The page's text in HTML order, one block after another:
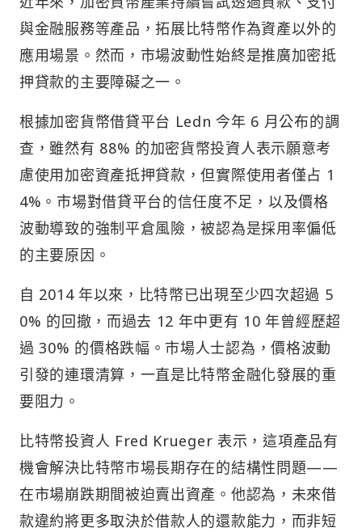
與金融服務等產品，拓展比特幣作為資產以外的
應用場景。然而，市場波動性始終是推廣加密抵
押貸款的主要障礙之一。
根據加密貨幣借貸平台 Ledn 今年 6 月公布的調
查，雖然有 88% 的加密貨幣投資人表示願意考
慮使用加密資產抵押貸款，但實際使用者僅占 1
4%。市場對借貸平台的信任度不足，以及價格
波動導致的強制平倉風險，被認為是採用率偏低
的主要原因。
自 2014 年以來，比特幣已出現至少四次超過 5
0% 的回撤，而過去 12 年中更有 10 年曾經歷超
過 30% 的價格跌幅。市場人士認為，價格波動
引發的連環清算，一直是比特幣金融化發展的重
要阻力。
比特幣投資人 Fred Krueger 表示，這項產品有
機會解決比特幣市場長期存在的結構性問題——
在市場崩跌期間被迫賣出資產。他認為，未來借
款違約將更多取決於借款人的還款能力，而非短